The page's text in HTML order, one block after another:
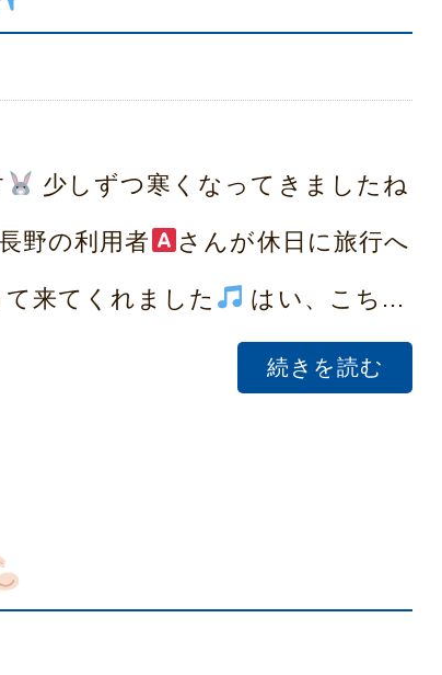
少しずつ寒くなってきましたね
野の利用者 さんが休日に旅行へ
来てくれました はい、こち...
続きを読む